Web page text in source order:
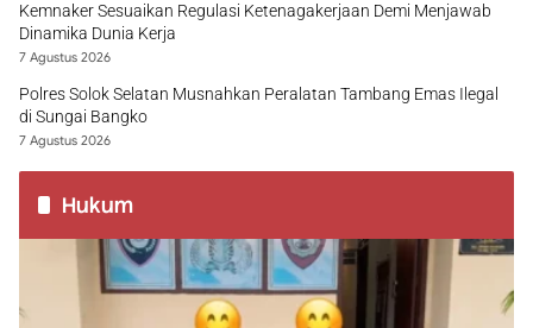
Kemnaker Sesuaikan Regulasi Ketenagakerjaan Demi Menjawab
Dinamika Dunia Kerja
7 Agustus 2026
Polres Solok Selatan Musnahkan Peralatan Tambang Emas Ilegal
di Sungai Bangko
7 Agustus 2026
Hukum